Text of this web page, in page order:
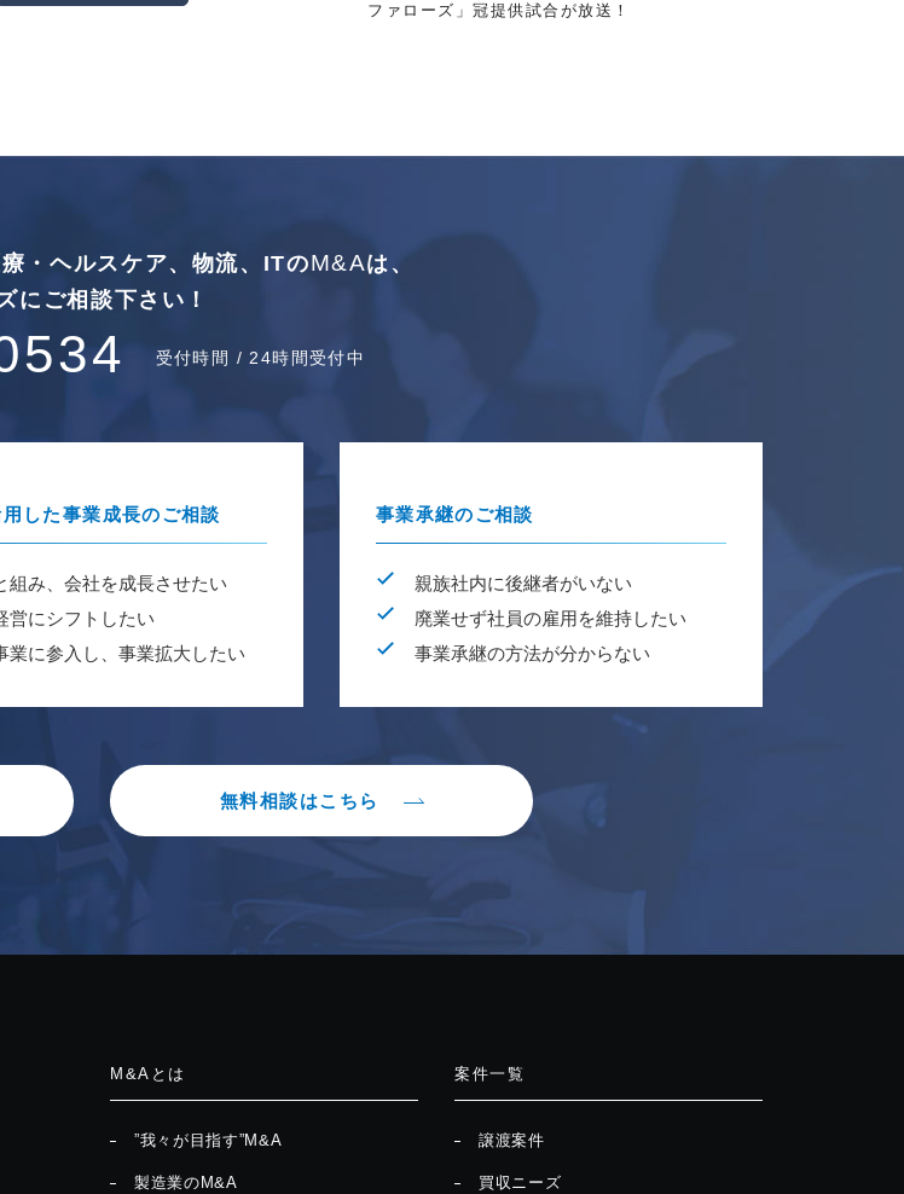
ファローズ」冠提供試合が放送！
療・ヘルスケア、物流、ITのM&Aは、
に ご相談下さい！
受付時間 / 24時間受付中
用した事業成長のご相談
組み、会社を成長させたい
営にシフトしたい
業に参入し、事業拡大したい
事業承継のご相談
親族社内に後継者がいない
廃業せず社員の雇用を維持したい
事業承継の方法が分からない
無料相談はこちら
M&Aとは
”我々が目指す”M&A
製造業のM&A
案件一覧
譲渡案件
買収ニーズ